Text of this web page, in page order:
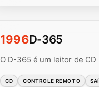
1996D-365
O D-365 é um leitor de
CD CONTROLE REMOTO